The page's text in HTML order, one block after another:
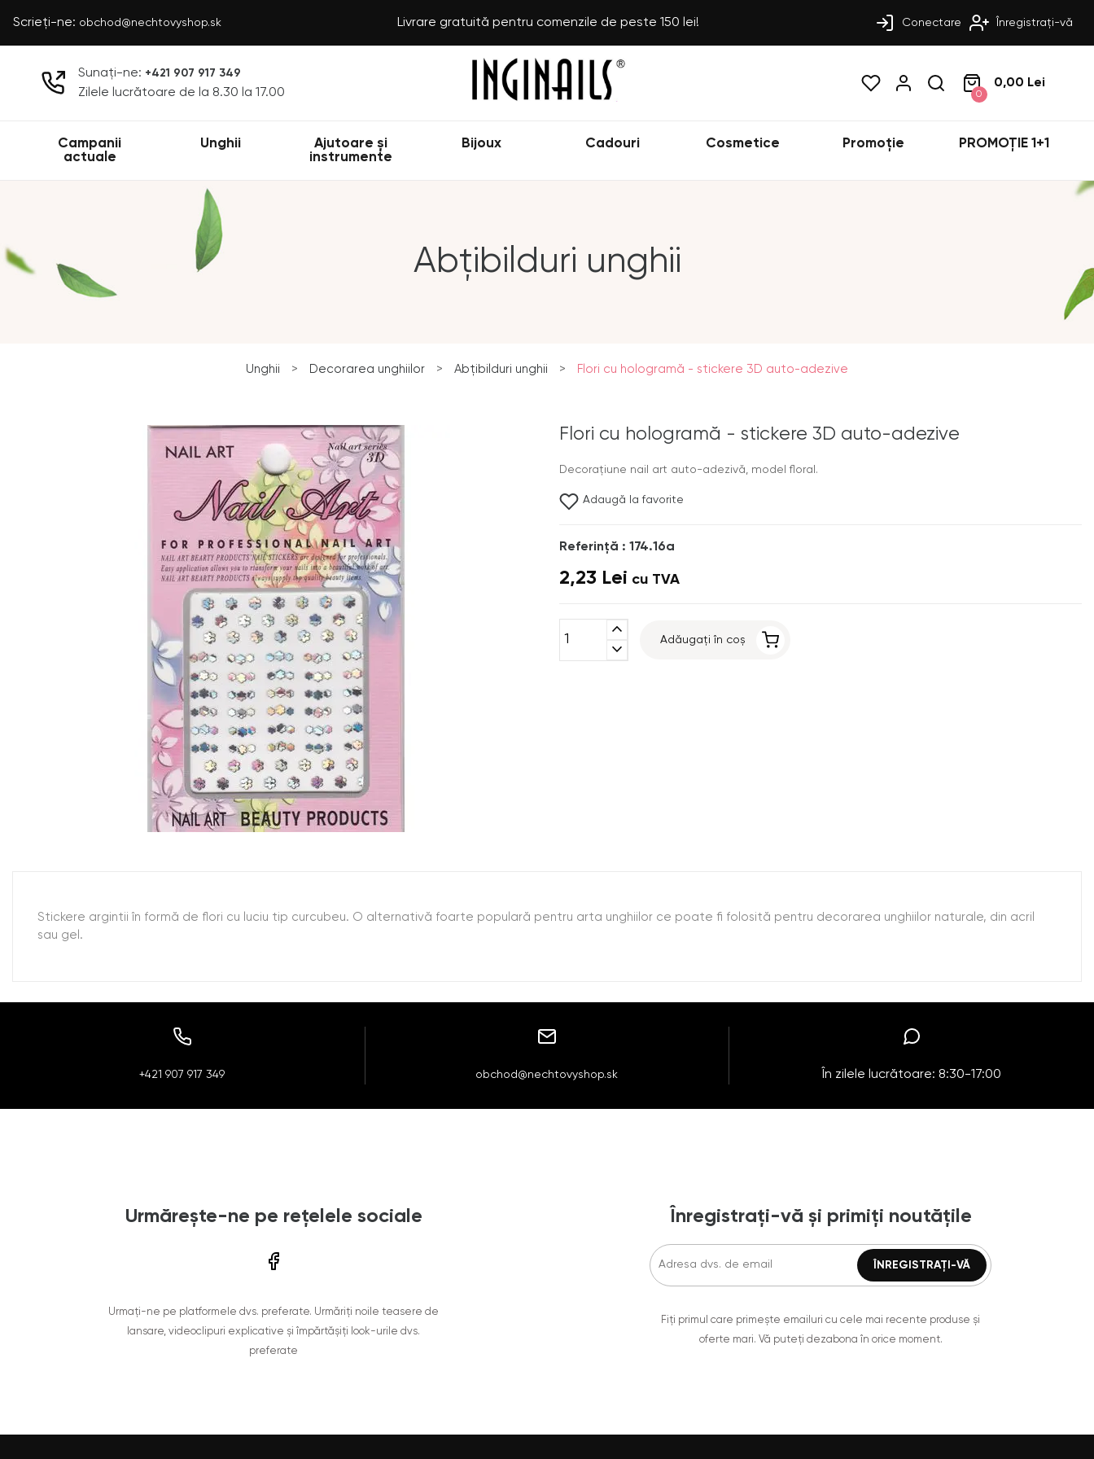
Scrieți-ne: obchod@nechtovyshop.sk Livrare gratuită pentru comenzile de peste 150 lei! Conectare Înregistrați-vă
Sunați-ne: +421 907 917 349
Zilele lucrătoare de la 8.30 la 17.00 0
0,00 Lei
Campanii
actuale
Unghii
Ajutoare și
instrumente
Bijoux Cadouri Cosmetice Promoție PROMOȚIE 1+1
Abțibilduri unghii
Unghii > Decorarea unghiilor > Abțibilduri unghii > Flori cu hologramă - stickere 3D auto-adezive
Flori cu hologramă - stickere 3D auto-adezive
Decoraţiune nail art auto-adezivă, model floral.
Adaugă la favorite
Referinţă : 174.16a
2,23 Lei cu TVA
expand_less
expand_more
Adăugați în coș
Stickere argintii în formă de flori cu luciu tip curcubeu. O alternativă foarte populară pentru arta unghiilor ce poate fi folosită pentru decorarea unghiilor naturale, din acril
sau gel.
+421 907 917 349 obchod@nechtovyshop.sk În zilele lucrătoare: 8:30-17:00
Urmărește-ne pe rețelele sociale
Urmați-ne pe platformele dvs. preferate. Urmăriți noile teasere de
lansare, videoclipuri explicative și împărtășiți look-urile dvs.
preferate
Înregistrați-vă și primiți noutățile
Fiți primul care primește emailuri cu cele mai recente produse și
oferte mari. Vă puteți dezabona în orice moment.